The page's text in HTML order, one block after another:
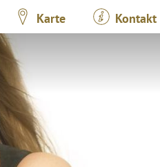
Karte Kontakt